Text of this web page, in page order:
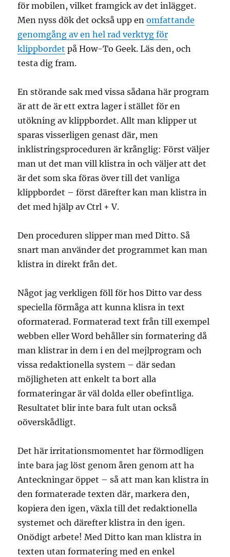
för mobilen, vilket framgick av det inlägget.
Men nyss dök det också upp enomfattande
genomgång av en hel rad verktyg för
klippbordet på How-To Geek. Läs den, och
testa dig fram.
En störande sak med vissa sådana här program
är att de är ett extra lager i stället för en
utökning av klippbordet. Allt man klipper ut
sparas visserligen genast där, men
inklistringsproceduren är krånglig: Först väljer
man ut det man vill klistra in och väljer att det
är det som ska föras över till det vanliga
klippbordet – först därefter kan man klistra in
det med hjälp av Ctrl + V.
Den proceduren slipper man med Ditto. Så
snart man använder det programmet kan man
klistra in direkt från det.
Något jag verkligen föll för hos Ditto var dess
speciella förmåga att kunna klisra in text
oformaterad. Formaterad text från till exempel
webben eller Word behåller sin formatering då
man klistrar in dem i en del mejlprogram och
vissa redaktionella system – där sedan
möjligheten att enkelt ta bort alla
formateringar är väl dolda eller obefintliga.
Resultatet blir inte bara fult utan också
oöverskådligt.
Det här irritationsmomentet har förmodligen
inte bara jag löst genom åren genom att ha
Anteckningar öppet – så att man kan klistra in
den formaterade texten där, markera den,
kopiera den igen, växla till det redaktionella
systemet och därefter klistra in den igen.
Onödigt arbete! Med Ditto kan man klistra in
texten utan formatering med en enkel